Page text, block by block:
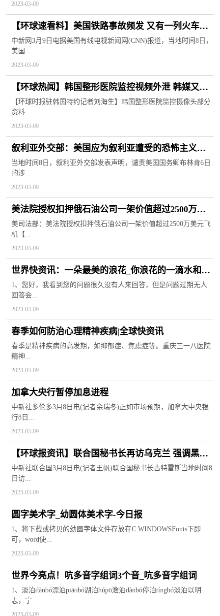
2023-03-09
【环球速看料】美国铁路事故频发 又有一列火车脱
轨起火致3人伤
中新网3月9日电据美国有线电视新闻网(CNN)报道，当地时间8日，
美国...
2023-03-09
【环球热闻】韩国整形医院监控视频外泄 韩媒又赖
上“中国摄像头”
【环球时报驻韩国特约记者刘海生】韩国整形医院监控摄像头部分
资料...
2023-03-09
叙利亚外交部：美国应为叙利亚遭受的恐怖主义战
争负责
当地时间8日，叙利亚外交部发表声明，谴责美国国务卿布林肯6日
的涉...
2023-03-09
美法院授权扣押俄石油公司一架价值超过2500万美
元飞机
美司法部：美法院授权扣押俄石油公司一架价值超过2500万美元飞
机【...
2023-03-09
世界快资讯：一朵最美的浪花_你浪花的一滴水和最
耀眼的花
1、您好，我看到您的问题很久没有人来回答，但是问题过期无人
回答会...
2023-03-09
春季如何防治心理精神疾病|全球快资讯
春季是精神疾病的高发期，如抑郁症、焦虑症等。重庆三一八医院
精神...
2023-03-09
加拿大央行暂停加息进程
中新社多伦多3月8日电(记者余瑞冬)正如市场预期，加拿大中央银
行8日...
2023-03-09
【环球报资讯】联合国秘书长再访乌克兰 强调黑海
粮食倡议需继续延期
中新社联合国3月8日电(记者王帆)联合国秘书长古特雷斯当地时间8
日访...
2023-03-09
圆字美术字_幼圆体美术字-今日报
1、将下载或拷贝的幼圆字体文件存放在C:WINDOWSFonts下即
可，word使...
2023-03-09
世界今亮点！吭多音字组词3个音_吭多音字组词
1、淡泊dànbó漂泊piāobó湖泊húpō澹泊dànbó停泊tíngbó淡泊以明
志，宁
2023-03-09